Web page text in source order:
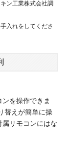
ン工業株式会社調
入れをしてくださ
を操作できま
替えが簡単に操
リモコンにはな